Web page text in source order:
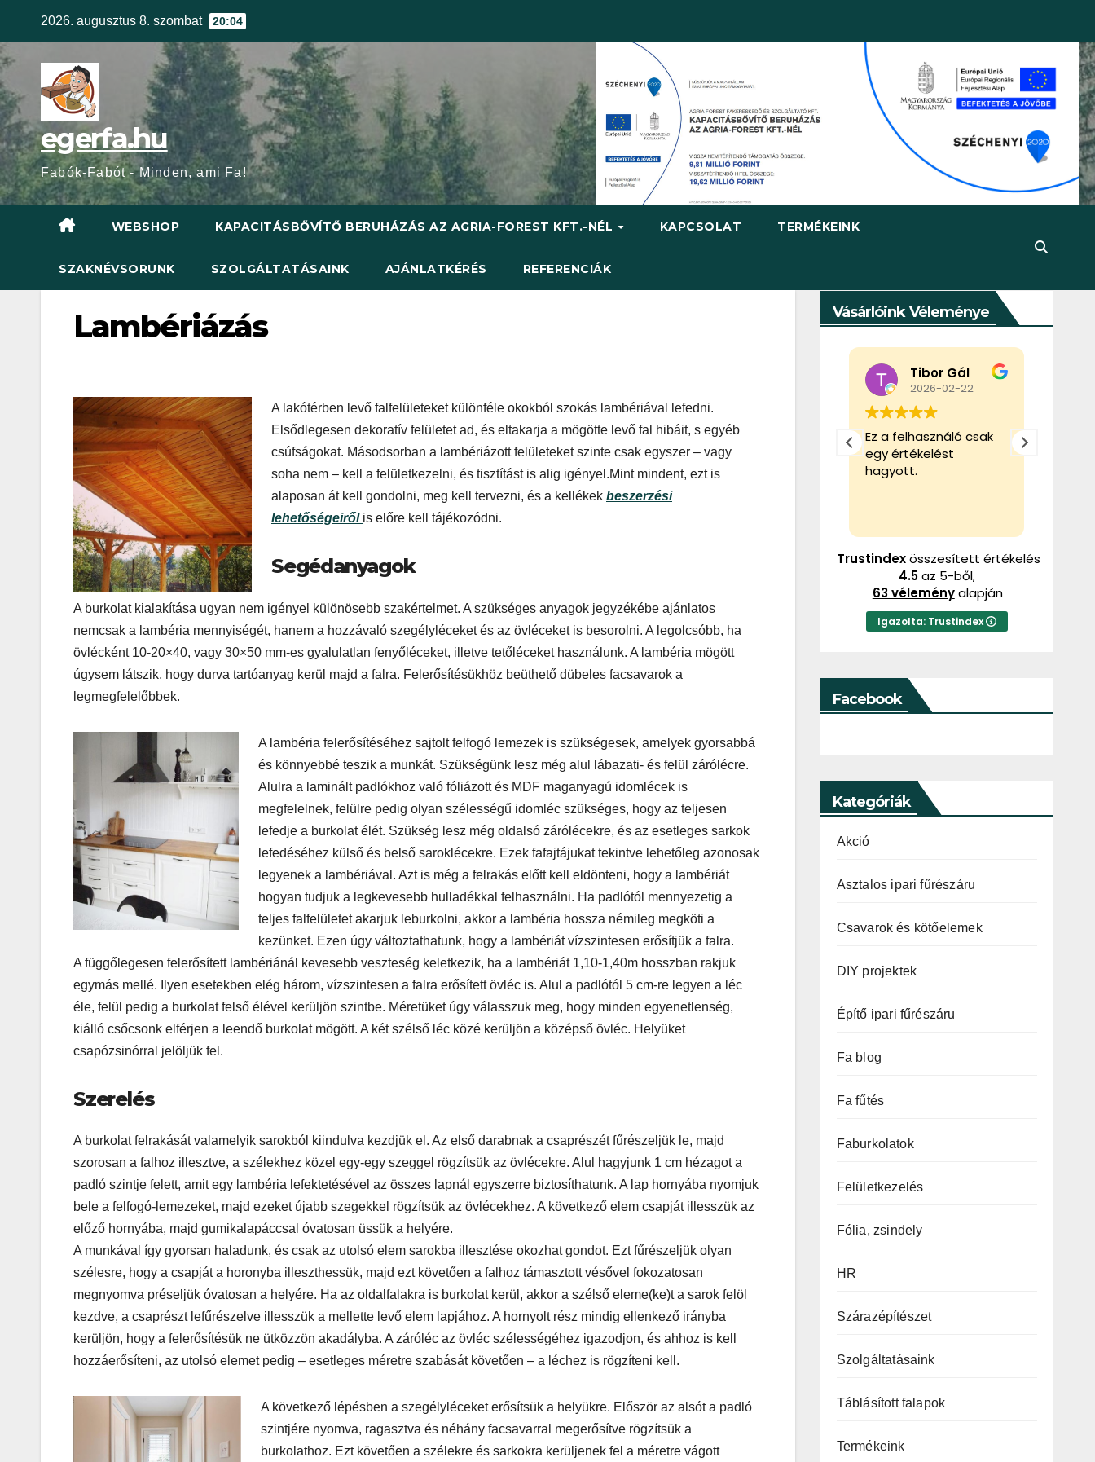
content
2026. augusztus 8. szombat 20:04
egerfa.hu
Fabók-Fabót - Minden, ami Fa!
WEBSHOP KAPACITÁSBŐVÍTŐ BERUHÁZÁS AZ AGRIA-FOREST KFT.-NÉL KAPCSOLAT TERMÉKEINK
SZAKNÉVSORUNK SZOLGÁLTATÁSAINK AJÁNLATKÉRÉS REFERENCIÁK
Lambériázás
A lakótérben levő falfelületeket különféle okokból szokás lambériával lefedni.
Elsődlegesen dekoratív felületet ad, és eltakarja a mögötte levő fal hibáit, s egyéb
csúfságokat. Másodsorban a lambériázott felületeket szinte csak egyszer – vagy
soha nem – kell a felületkezelni, és tisztítást is alig igényel.Mint mindent, ezt is
alaposan át kell gondolni, meg kell tervezni, és a kellékek beszerzési
lehetőségeiről is előre kell tájékozódni.
Segédanyagok
A burkolat kialakítása ugyan nem igényel különösebb szakértelmet. A szükséges anyagok jegyzékébe ajánlatos
nemcsak a lambéria mennyiségét, hanem a hozzávaló szegélyléceket és az övléceket is besorolni. A legolcsóbb, ha
övlécként 10-20×40, vagy 30×50 mm-es gyalulatlan fenyőléceket, illetve tetőléceket használunk. A lambéria mögött
úgysem látszik, hogy durva tartóanyag kerül majd a falra. Felerősítésükhöz beüthető dübeles facsavarok a
legmegfelelőbbek.
A lambéria felerősítéséhez sajtolt felfogó lemezek is szükségesek, amelyek gyorsabbá
és könnyebbé teszik a munkát. Szükségünk lesz még alul lábazati- és felül zárólécre.
Alulra a laminált padlókhoz való fóliázott és MDF maganyagú idomlécek is
megfelelnek, felülre pedig olyan szélességű idomléc szükséges, hogy az teljesen
lefedje a burkolat élét. Szükség lesz még oldalsó zárólécekre, és az esetleges sarkok
lefedéséhez külső és belső saroklécekre. Ezek fafajtájukat tekintve lehetőleg azonosak
legyenek a lambériával. Azt is még a felrakás előtt kell eldönteni, hogy a lambériát
hogyan tudjuk a legkevesebb hulladékkal felhasználni. Ha padlótól mennyezetig a
teljes falfelületet akarjuk leburkolni, akkor a lambéria hossza némileg megköti a
kezünket. Ezen úgy változtathatunk, hogy a lambériát vízszintesen erősítjük a falra.
A függőlegesen felerősített lambériánál kevesebb veszteség keletkezik, ha a lambériát 1,10-1,40m hosszban rakjuk
egymás mellé. Ilyen esetekben elég három, vízszintesen a falra erősített övléc is. Alul a padlótól 5 cm-re legyen a léc
éle, felül pedig a burkolat felső élével kerüljön szintbe. Méretüket úgy válasszuk meg, hogy minden egyenetlenség,
kiálló csőcsonk elférjen a leendő burkolat mögött. A két szélső léc közé kerüljön a középső övléc. Helyüket
csapózsinórral jelöljük fel.
Szerelés
A burkolat felrakását valamelyik sarokból kiindulva kezdjük el. Az első darabnak a csaprészét fűrészeljük le, majd
szorosan a falhoz illesztve, a szélekhez közel egy-egy szeggel rögzítsük az övlécekre. Alul hagyjunk 1 cm hézagot a
padló szintje felett, amit egy lambéria lefektetésével az összes lapnál egyszerre biztosíthatunk. A lap hornyába nyomjuk
bele a felfogó-lemezeket, majd ezeket újabb szegekkel rögzítsük az övlécekhez. A következő elem csapját illesszük az
előző hornyába, majd gumikalapáccsal óvatosan üssük a helyére.
A munkával így gyorsan haladunk, és csak az utolsó elem sarokba illesztése okozhat gondot. Ezt fűrészeljük olyan
szélesre, hogy a csapját a horonyba illeszthessük, majd ezt követően a falhoz támasztott vésővel fokozatosan
megnyomva préseljük óvatosan a helyére. Ha az oldalfalakra is burkolat kerül, akkor a szélső eleme(ke)t a sarok felöl
kezdve, a csaprészt lefűrészelve illesszük a mellette levő elem lapjához. A hornyolt rész mindig ellenkező irányba
kerüljön, hogy a felerősítésük ne ütközzön akadályba. A záróléc az övléc szélességéhez igazodjon, és ahhoz is kell
hozzáerősíteni, az utolsó elemet pedig – esetleges méretre szabását követően – a léchez is rögzíteni kell.
A következő lépésben a szegélyléceket erősítsük a helyükre. Először az alsót a padló
szintjére nyomva, ragasztva és néhány facsavarral megerősítve rögzítsük a
burkolathoz. Ezt követően a szélekre és sarkokra kerüljenek fel a méretre vágott
Vásárlóink Véleménye
Széles választék,
kedves személyzet
Tibor Gál
2026-02-22
Ez a felhasználó csak
egy értékelést
hagyott.
Trustindexösszesített értékelés
4.5az 5-ből,
63 véleményalapján
Igazolta: Trustindex
Facebook
Kategóriák
Akció
Asztalos ipari fűrészáru
Csavarok és kötőelemek
DIY projektek
Építő ipari fűrészáru
Fa blog
Fa fűtés
Faburkolatok
Felületkezelés
Fólia, zsindely
HR
Szárazépítészet
Szolgáltatásaink
Táblásított falapok
Termékeink